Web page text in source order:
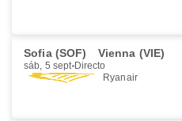
Sofia (SOF) Vienna (VIE)
sáb, 5 sept Directo
Ryanair